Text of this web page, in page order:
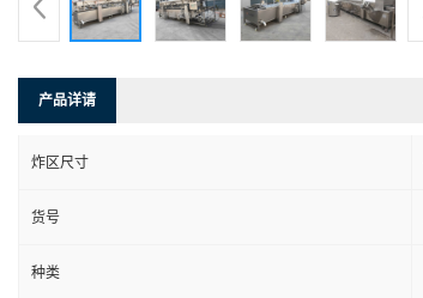
产品详请
炸区尺寸
货号
种类